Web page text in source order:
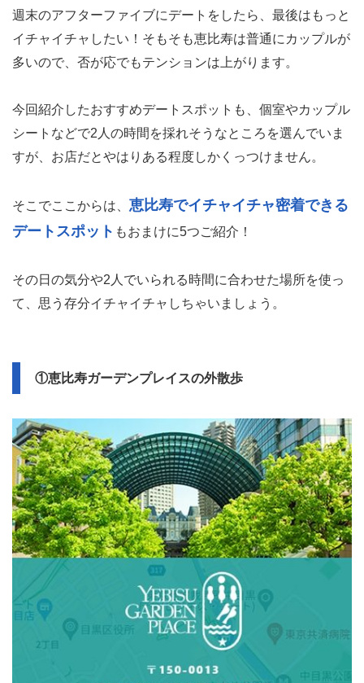
週末のアフターファイブにデートをしたら、最後はもっと
イチャイチャしたい！そもそも恵比寿は普通にカップルが
多いので、否が応でもテンションは上がります。
今回紹介したおすすめデートスポットも、個室やカップル
シートなどで2人の時間を採れそうなところを選んでいま
すが、お店だとやはりある程度しかくっつけません。
そこでここからは、 恵比寿でイチャイチャ密着できる
デートスポット もおまけに5つご紹介！
その日の気分や2人でいられる時間に合わせた場所を使っ
て、思う存分イチャイチャしちゃいましょう。
①恵比寿ガーデンプレイスの外散歩